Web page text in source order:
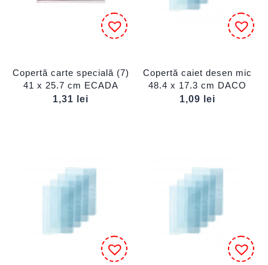
Copertă carte specială (7)
41 x 25.7 cm ECADA
1,31
lei
Copertă caiet desen mic
48.4 x 17.3 cm DACO
1,09
lei